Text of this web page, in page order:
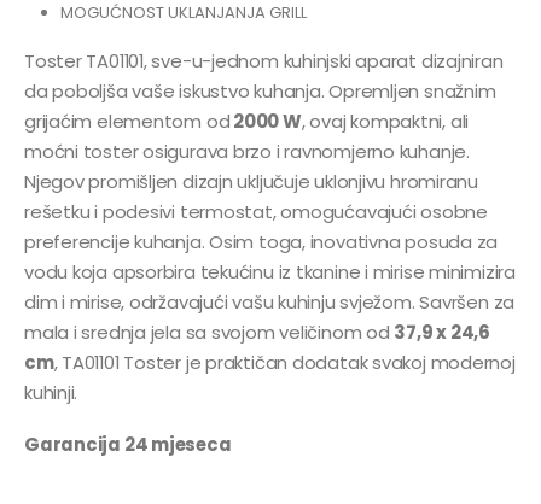
MOGUĆNOST UKLANJANJA GRILL
Toster TA01101, sve-u-jednom kuhinjski aparat dizajniran
da poboljša vaše iskustvo kuhanja. Opremljen snažnim
grijaćim elementom od2000 W, ovaj kompaktni, ali
moćni toster osigurava brzo i ravnomjerno kuhanje.
Njegov promišljen dizajn uključuje uklonjivu hromiranu
rešetku i podesivi termostat, omogućavajući osobne
preferencije kuhanja. Osim toga, inovativna posuda za
vodu koja apsorbira tekućinu iz tkanine i mirise minimizira
dim i mirise, održavajući vašu kuhinju svježom. Savršen za
mala i srednja jela sa svojom veličinomod 37,9 x 24,6
cm, TA01101 Toster je praktičan dodatak svakoj modernoj
kuhinji.
Garancija 24 mjeseca